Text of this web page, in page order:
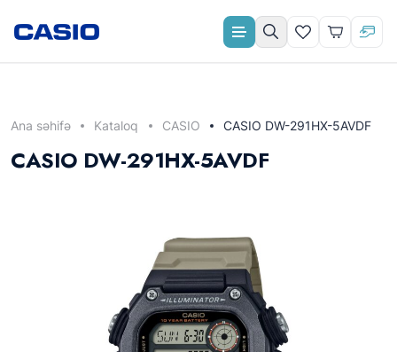
Ana səhifə Kataloq CASIO CASIO DW-291HX-5AVDF
CASIO DW-291HX-5AVDF